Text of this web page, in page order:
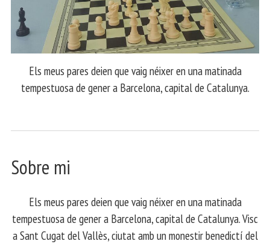
Els meus pares deien que vaig néixer en una matinada
tempestuosa de gener a Barcelona, capital de Catalunya.
Sobre mi
Els meus pares deien que vaig néixer en una matinada
tempestuosa de gener a Barcelona, capital de Catalunya. Visc
a Sant Cugat del Vallès, ciutat amb un monestir benedictí del